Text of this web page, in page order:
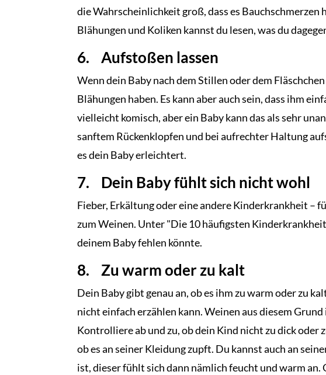
die Wahrscheinlichkeit groß, dass es
Blähungen und Koliken kannst du lesen, was du
6. Aufstoßen lassen
Wenn dein Baby nach dem Stillen oder dem
Blähungen haben. Es kann aber auch sein, dass ihm
vielleicht komisch, aber ein Baby kann das als sehr
sanftem Rückenklopfen und bei aufrechter Haltung
es dein Baby erleichtert.
7. Dein Baby fühlt sich nicht wohl
Fieber, Erkältung oder eine andere Kinderkrankheit –
zum Weinen. Unter "Die 10 häufigsten
deinem Baby fehlen könnte.
8. Zu warm oder zu kalt
Dein Baby gibt genau an, ob es ihm zu warm oder zu
nicht einfach erzählen kann. Weinen aus diesem
Kontrolliere ab und zu, ob dein Kind nicht zu dick oder
ob es an seiner Kleidung zupft. Du kannst auch an
ist, dieser fühlt sich dann nämlich feucht und warm an.